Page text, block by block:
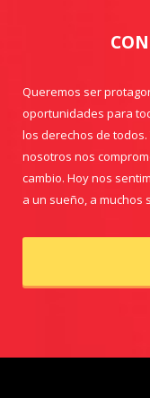
Queremos ser
oportunidades para
los derechos de
nosotros nos
cambio. Hoy nos
a un sueño, a muchos